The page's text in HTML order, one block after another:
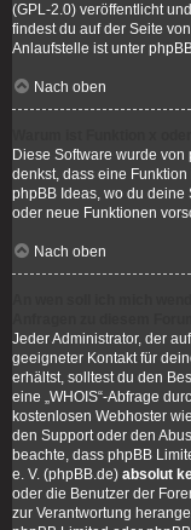
(GPL-2.0) veröffentlicht
findest du auf der Seite
Anlaufstelle ist unter
Nach oben
Diese Software wurde
denkst, dass eine
phpBB Ideas, wo du deine
oder neue Funktionen
Nach oben
Jeder Administrator, der
geeigneter Kontakt für
erhältst, solltest du den
eine „WHOIS“-Abfrage
kostenlosen Webhoster
den Support oder den
beachte, dass phpBB
e. V. (phpBB.de) absolut
oder die Benutzer der
zur Verantwortung